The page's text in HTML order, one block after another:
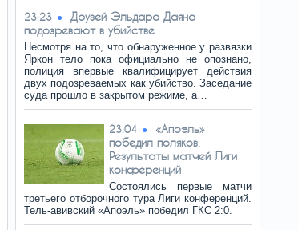
23:23
Друзей Эльдара Даяна
подозревают в убийстве
Несмотря на то, что обнаруженное у развязки
Яркон тело пока официально не опознано,
полиция впервые квалифицирует действия
двух подозреваемых как убийство. Заседание
суда прошло в закрытом режиме, а…
23:04
«Апоэль»
победил поляков.
Результаты матчей Лиги
конференций
Состоялись первые матчи
третьего отборочного тура Лиги конференций.
Тель-авивский «Апоэль» победил ГКС 2:0.